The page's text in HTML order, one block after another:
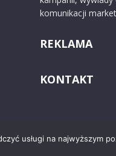
komunikacji
REKLAMA
KONTAKT
usługi na najwyższym